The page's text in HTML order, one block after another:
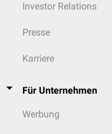
Investor Relations
Presse
Karriere
Für Unternehmen
Werbung